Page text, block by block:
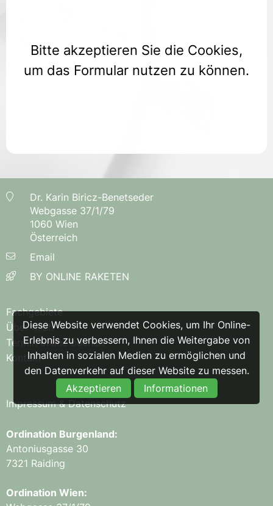
Diese Website verwendet Cookies, um Ihr Online-
Erlebnis zu verbessern, Ihnen die Weitergabe von
Inhalten in sozialen Medien zu ermöglichen und
den Datenverkehr auf dieser Website zu messen.
Akzeptieren
Informationen
Bitte akzeptieren Sie die Cookies,
um das Formular nutzen zu können.
Dr. Karin Biricz-Benetseder
Webgasse 37/1/79
1060 Wien
Österreich
Email
BY ONLINE RAKETEN
Fachgebiete
Über mich
Termin online buchen
Kontakt
Impressum & Datenschutz
Ordination Burgenland:
Antoniusgasse 30
7321 Raiding
Ordination Wien: